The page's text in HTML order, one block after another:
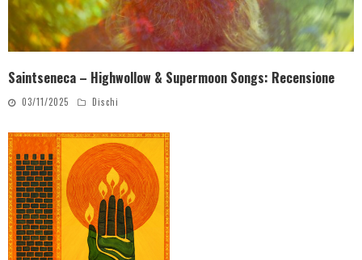
Saintseneca – Highwollow & Supermoon Songs: Recensione
03/11/2025 Dischi